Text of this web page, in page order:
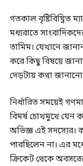
গতকাল বৃষ্টিবিঘ্নিত
মধ্যরাতে
তামিম। যেখানে
করে কিছু বিষয়ে
দেড়টায় কথা
নির্ধারিত সময়েই
বিমর্ষ চোখমুখে যেন
অভিজ্ঞ এই সদস্যের।
পারছিলেন না। এর
ক্রিকেট থেকে অবসরের